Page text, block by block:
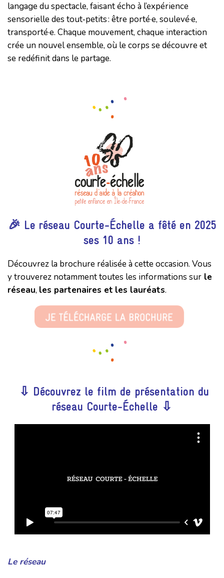
langage du spectacle, faisant écho à l’expérience
sensorielle des tout‑petits : être porté·e, soulevé·e,
transporté·e. Chaque mouvement, chaque interaction
crée un nouvel ensemble, où le corps se découvre et
se redéfinit dans le partage.
🎉 Le réseau Courte-Échelle a fêté en 2025
ses 10 ans !
Découvrez la brochure réalisée à cette occasion. Vous
y trouverez notamment toutes les informations sur le
réseau, les partenaires et les lauréats.
⇩ Découvrez le film de présentation du
réseau Courte-Échelle ⇩
Le réseau